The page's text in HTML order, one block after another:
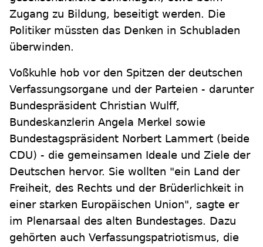
Zugang zu Bildung, beseitigt werden. Die
Politiker müssten das Denken in Schubladen
überwinden.
Voßkuhle hob vor den Spitzen der deutschen
Verfassungsorgane und der Parteien - darunter
Bundespräsident Christian Wulff,
Bundeskanzlerin Angela Merkel sowie
Bundestagspräsident Norbert Lammert (beide
CDU) - die gemeinsamen Ideale und Ziele der
Deutschen hervor. Sie wollten "ein Land der
Freiheit, des Rechts und der Brüderlichkeit in
einer starken Europäischen Union", sagte er
im Plenarsaal des alten Bundestages. Dazu
gehörten auch Verfassungspatriotismus, die